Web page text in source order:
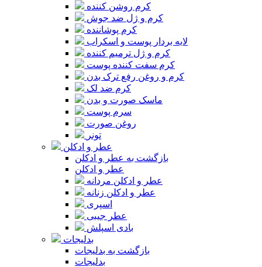
کرم روشن کننده
کرم و ژل ضد جوش
کرم پوشاننده
لایه بردار پوست و اسکراب
کرم و ژل ترمیم کننده
کرم سفت کننده پوست
کرم و روغن رفع ترک بدن
کرم ضد لک
ماسک صورت و بدن
سرم پوست
روغن صورت
تونر
عطر و ادکلن
بازگشت به عطر و ادکلن
عطر و ادکلن
عطر و ادکلن مردانه
عطر و ادکلن زنانه
اسپری
عطر جیبی
بادی اسپلش
بدلیجات
بازگشت به بدلیجات
بدلیجات